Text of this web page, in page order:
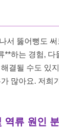
서 뚫어뻥도
**하는 경험,
결될 수도 있
많아요. 저희
역류 원인